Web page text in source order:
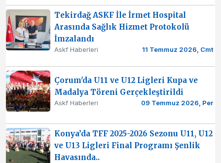
Tekirdağ ASKF İle İrmet Hospital
Arasında Sağlık Hizmet Protokolü
İmzalandı
Askf Haberleri 11 Temmuz 2026, Cmt
Çorum'da U11 ve U12 Ligleri Kupa ve
Madalya Töreni Gerçekleştirildi
Askf Haberleri 09 Temmuz 2026, Per
Konya’da TFF 2025-2026 Sezonu U11, U12
ve U13 Ligleri Final Programı Şenlik
Havasında..